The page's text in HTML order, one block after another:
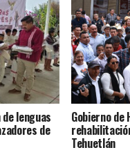
lenguas
de
Gobierno de
Tehuetlán